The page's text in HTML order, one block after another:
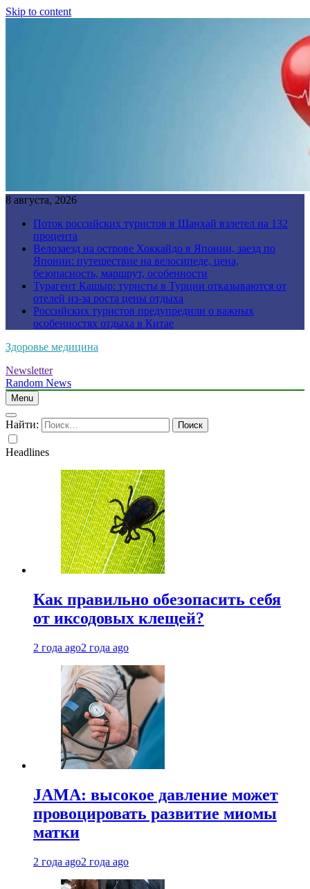
Skip to content
8 августа, 2026
Поток российских туристов в Шанхай взлетел на 132
процента
Велозаезд на острове Хоккайдо в Японии, заезд по
Японии: путешествие на велосипеде, цена,
безопасность, маршрут, особенности
Турагент Кашыр: туристы в Турции отказываются от
отелей из-за роста цены отдыха
Российских туристов предупредили о важных
особенностях отдыха в Китае
Здоровье медицина
Newsletter
Random News
Menu
Найти:
Headlines
Как правильно обезопасить себя
от иксодовых клещей?
2 года ago2 года ago
JAMA: высокое давление может
провоцировать развитие миомы
матки
2 года ago2 года ago